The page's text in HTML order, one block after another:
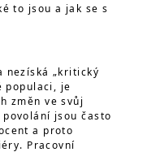
to jsou a jak se s
nezíská „kritický
populaci, je
změn ve svůj
povolání jsou často
a proto
Pracovní